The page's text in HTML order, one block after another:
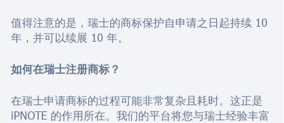
值得注意的是，瑞士的商标保护自申请之日起持续 10
年，并可以续展 10 年。
如何在瑞士注册商标？
在瑞士申请商标的过程可能非常复杂且耗时。这正是
iPNOTE 的作用所在。我们的平台将您与瑞士经验丰富